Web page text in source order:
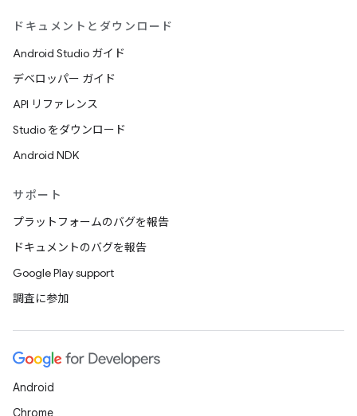
ドキュメントとダウンロード
Android Studio ガイド
デベロッパー ガイド
API リファレンス
Studio をダウンロード
Android NDK
サポート
プラットフォームのバグを報告
ドキュメントのバグを報告
Google Play support
調査に参加
Android
Chrome